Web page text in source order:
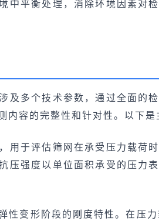
中平衡处理，消除环境因素对
及多个技术参数，通过全面的
内容的完整性和针对性。以下是
用于评估筛网在承受压力载荷
压强度以单位面积承受的压力
性变形阶段的刚度特性。在压